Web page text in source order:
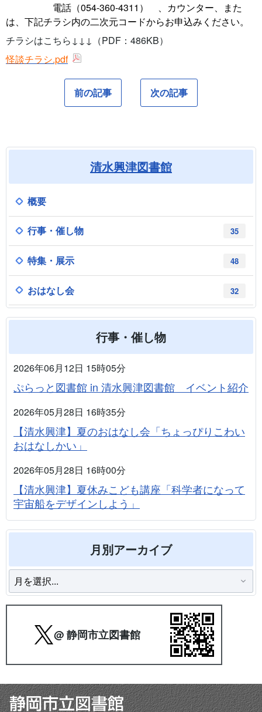
電話（054-360-4311） 、カウンター、また
は、下記チラシ内の二次元コードからお申込みください。
チラシはこちら↓↓↓（PDF：486KB）
怪談チラシ.pdf
前の記事 次の記事
清水興津図書館
概要
35
行事・催し物
48
特集・展示
32
おはなし会
行事・催し物
2026年06月12日 15時05分
ぷらっと図書館 in 清水興津図書館 イベント紹介
2026年05月28日 16時35分
【清水興津】夏のおはなし会「ちょっぴりこわい
おはなしかい」
2026年05月28日 16時00分
【清水興津】夏休みこども講座「科学者になって
宇宙船をデザインしよう」
月別アーカイブ
@ 静岡市立図書館